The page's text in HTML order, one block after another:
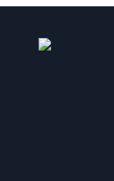
sexual”